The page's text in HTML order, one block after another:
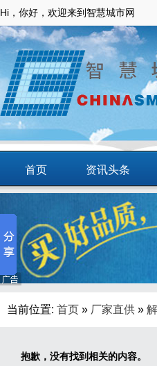
Hi，你好，欢迎来到智慧城市网
首页 资讯头条
智慧应用
当前位置: 首页 » 厂家直供 »
抱歉，没有找到相关的内容。